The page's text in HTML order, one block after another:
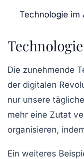
Technologie im
Die zunehmende
der digitalen
nur unsere
mehr eine Zutat
organisieren,
Ein weiteres